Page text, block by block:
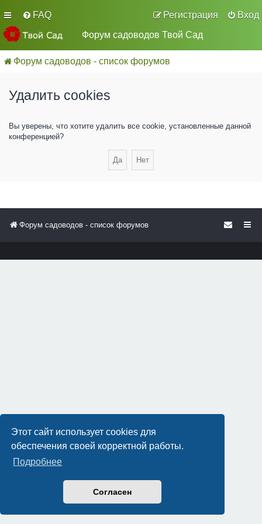
Этот сайт использует cookies для
обеспечения своей корректной работы.
Подробнее
Согласен
FAQ Вход
Регистрация
Форум садоводов Твой Сад
Форум садоводов - список форумов
Удалить cookies
Вы уверены, что хотите удалить все cookie, установленные данной
конференцией?
Форум садоводов - список форумов